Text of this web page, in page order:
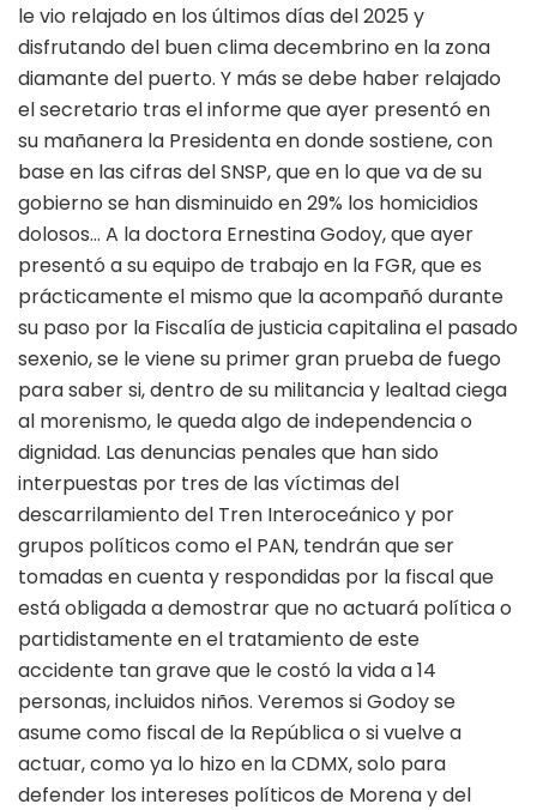
le vio relajado en los últimos días del 2025 y
disfrutando del buen clima decembrino en la zona
diamante del puerto. Y más se debe haber relajado
el secretario tras el informe que ayer presentó en
su mañanera la Presidenta en donde sostiene, con
base en las cifras del SNSP, que en lo que va de su
gobierno se han disminuido en 29% los homicidios
dolosos… A la doctora Ernestina Godoy, que ayer
presentó a su equipo de trabajo en la FGR, que es
prácticamente el mismo que la acompañó durante
su paso por la Fiscalía de justicia capitalina el pasado
sexenio, se le viene su primer gran prueba de fuego
para saber si, dentro de su militancia y lealtad ciega
al morenismo, le queda algo de independencia o
dignidad. Las denuncias penales que han sido
interpuestas por tres de las víctimas del
descarrilamiento del Tren Interoceánico y por
grupos políticos como el PAN, tendrán que ser
tomadas en cuenta y respondidas por la fiscal que
está obligada a demostrar que no actuará política o
partidistamente en el tratamiento de este
accidente tan grave que le costó la vida a 14
personas, incluidos niños. Veremos si Godoy se
asume como fiscal de la República o si vuelve a
actuar, como ya lo hizo en la CDMX, solo para
defender los intereses políticos de Morena y del